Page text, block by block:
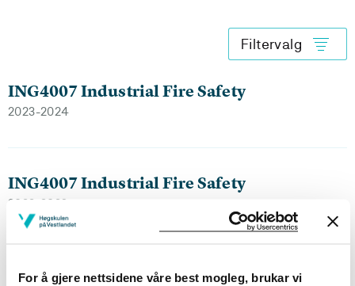
For å gjere nettsidene våre best mogleg, brukar vi
Filtervalg
ING4007 Industrial Fire Safety
2023-2024
ING4007 Industrial Fire Safety
2022-2023
ING4007 Industrial Fire Safety